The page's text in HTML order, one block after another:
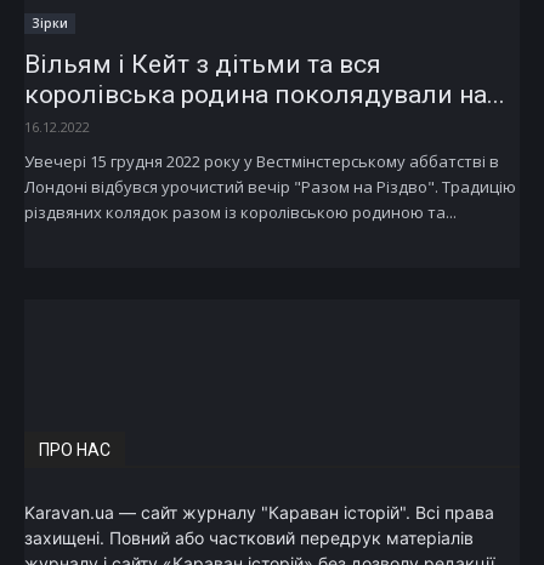
Зірки
Вільям і Кейт з дітьми та вся
королівська родина поколядували на...
16.12.2022
Увечері 15 грудня 2022 року у Вестмінстерському аббатстві в
Лондоні відбувся урочистий вечір "Разом на Різдво". Традицію
різдвяних колядок разом із королівською родиною та...
ПРО НАС
Karavan.ua — сайт журналу "Караван історій". Всі права
захищені. Повний або частковий передрук матеріалів